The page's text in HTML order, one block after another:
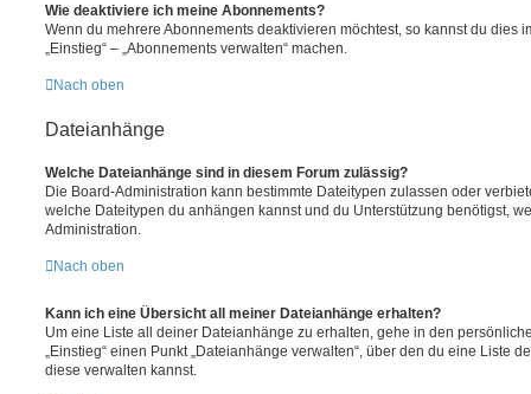
Wie deaktiviere ich meine Abonnements?
Wenn du mehrere Abonnements deaktivieren möchtest, so kannst du dies
„Einstieg“ – „Abonnements verwalten“ machen.
Nach oben
Dateianhänge
Welche Dateianhänge sind in diesem Forum zulässig?
Die Board-Administration kann bestimmte Dateitypen zulassen oder
welche Dateitypen du anhängen kannst und du Unterstützung benötigst,
Administration.
Nach oben
Kann ich eine Übersicht all meiner Dateianhänge erhalten?
Um eine Liste all deiner Dateianhänge zu erhalten, gehe in den
„Einstieg“ einen Punkt „Dateianhänge verwalten“, über den du eine Liste
diese verwalten kannst.